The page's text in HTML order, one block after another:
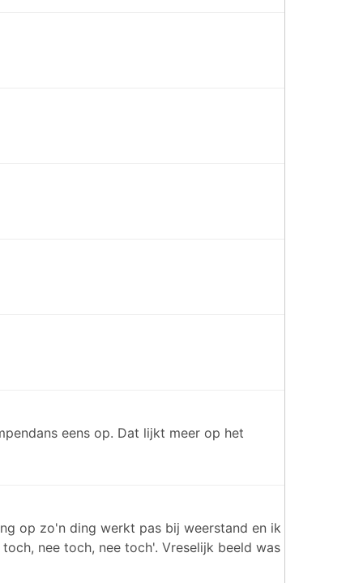
eens op. Dat lijkt meer op het
op zo'n ding werkt pas bij weerstand en ik
nee toch, nee toch'. Vreselijk beeld was